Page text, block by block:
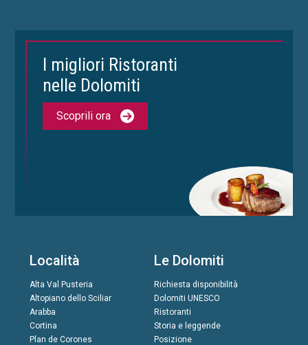
I migliori Ristoranti
nelle Dolomiti
Scoprili ora
Località
Alta Val Pusteria
Altopiano dello Sciliar
Arabba
Cortina
Plan de Corones
Le Dolomiti
Richiesta disponibilità
Dolomiti UNESCO
Ristoranti
Storia e leggende
Posizione